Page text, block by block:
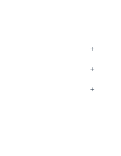
+
+
+